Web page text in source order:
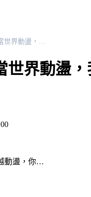
心靈對話夜-08當世界動盪，我們如何安住內心？
世界動盪
動盪，你…